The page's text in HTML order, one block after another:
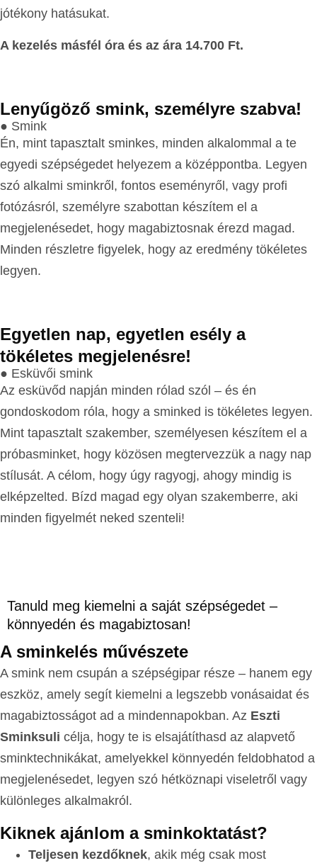
jótékony hatásukat.
A kezelés másfél óra és az ára 14.700 Ft.
Lenyűgöző smink, személyre szabva!
● Smink
Én, mint tapasztalt sminkes, minden alkalommal a te
egyedi szépségedet helyezem a középpontba. Legyen
szó alkalmi sminkről, fontos eseményről, vagy profi
fotózásról, személyre szabottan készítem el a
megjelenésedet, hogy magabiztosnak érezd magad.
Minden részletre figyelek, hogy az eredmény tökéletes
legyen.
Egyetlen nap, egyetlen esély a
tökéletes megjelenésre!
● Esküvői smink
Az esküvőd napján minden rólad szól – és én
gondoskodom róla, hogy a sminked is tökéletes legyen.
Mint tapasztalt szakember, személyesen készítem el a
próbasminket, hogy közösen megtervezzük a nagy nap
stílusát. A célom, hogy úgy ragyogj, ahogy mindig is
elképzelted. Bízd magad egy olyan szakemberre, aki
minden figyelmét neked szenteli!
Tanuld meg kiemelni a saját szépségedet –
könnyedén és magabiztosan!
A sminkelés művészete
A smink nem csupán a szépségipar része – hanem egy
eszköz, amely segít kiemelni a legszebb vonásaidat és
magabiztosságot ad a mindennapokban. Az Eszti
Sminksuli célja, hogy te is elsajátíthasd az alapvető
sminktechnikákat, amelyekkel könnyedén feldobhatod a
megjelenésedet, legyen szó hétköznapi viseletről vagy
különleges alkalmakról.
Kiknek ajánlom a sminkoktatást?
Teljesen kezdőknek, akik még csak most